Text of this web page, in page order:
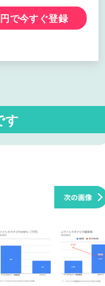
で今すぐ登録
す
次の画像